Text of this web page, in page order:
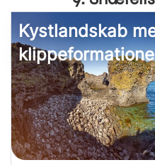
Kystlandskab